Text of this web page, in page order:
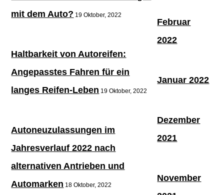
mit dem Auto? 19 Oktober, 2022
Haltbarkeit von Autoreifen:
Angepasstes Fahren für ein
langes Reifen-Leben 19 Oktober, 2022
Autoneuzulassungen im
Jahresverlauf 2022 nach
alternativen Antrieben und
Automarken 18 Oktober, 2022
Februar
2022
Januar 2022
Dezember
2021
November